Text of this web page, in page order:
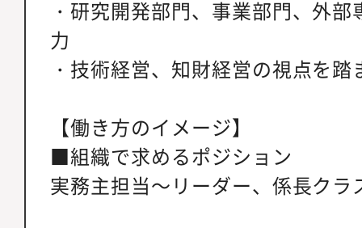
・研究開発部門、事業部門、外
力
・技術経営、知財経営の視点を
【働き方のイメージ】
■組織で求めるポジション
実務主担当～リーダー、係長クラ